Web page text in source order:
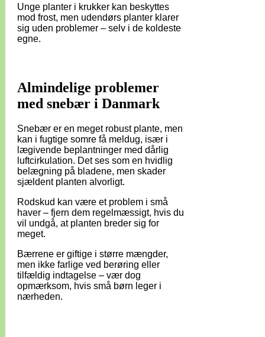
Unge planter i krukker kan beskyttes
mod frost, men udendørs planter klarer
sig uden problemer – selv i de koldeste
egne.
Almindelige problemer
med snebær i Danmark
Snebær er en meget robust plante, men
kan i fugtige somre få meldug, især i
lægivende beplantninger med dårlig
luftcirkulation. Det ses som en hvidlig
belægning på bladene, men skader
sjældent planten alvorligt.
Rodskud kan være et problem i små
haver – fjern dem regelmæssigt, hvis du
vil undgå, at planten breder sig for
meget.
Bærrene er giftige i større mængder,
men ikke farlige ved berøring eller
tilfældig indtagelse – vær dog
opmærksom, hvis små børn leger i
nærheden.